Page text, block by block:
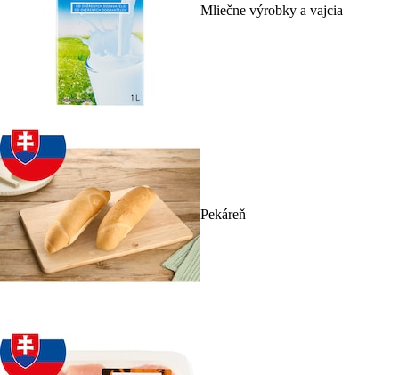
Mliečne výrobky a vajcia
Pekáreň